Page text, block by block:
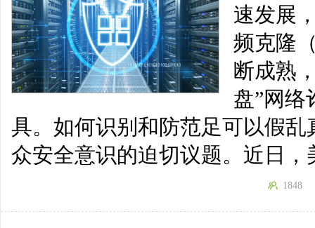
速发展
频克隆
断成熟
盘”网络
具。如何识别和防范足可以假
众安全意识的迫切议题。近日
1848